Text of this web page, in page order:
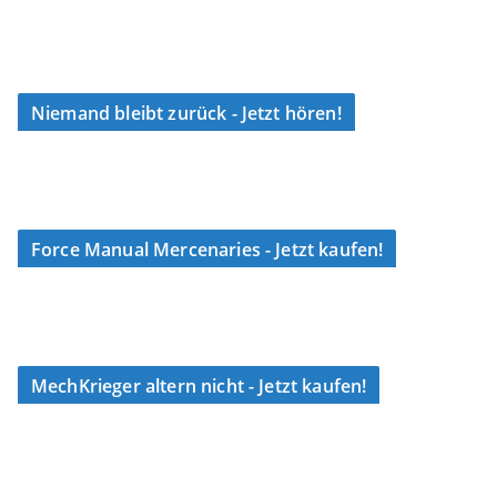
Niemand bleibt zurück - Jetzt hören!
Force Manual Mercenaries - Jetzt kaufen!
MechKrieger altern nicht - Jetzt kaufen!